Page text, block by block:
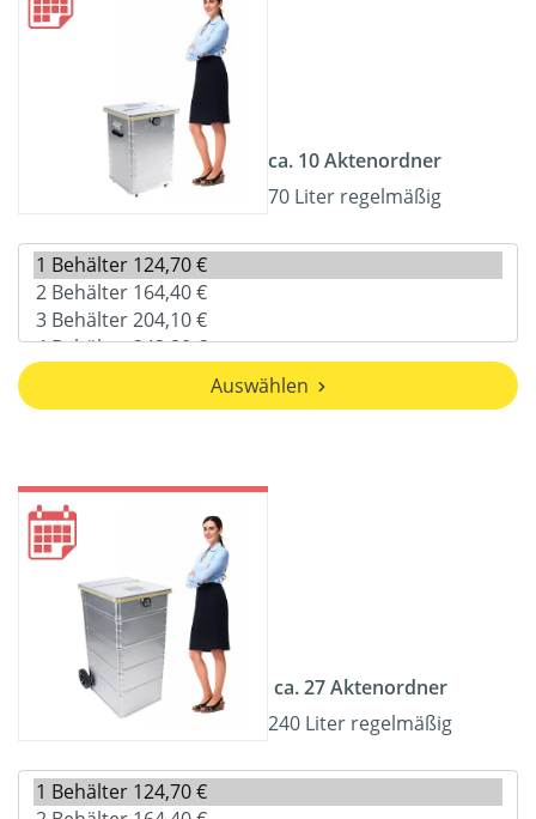
ca. 10 Aktenordner
70 Liter regelmäßig
Auswählen
ca. 27 Aktenordner
240 Liter regelmäßig